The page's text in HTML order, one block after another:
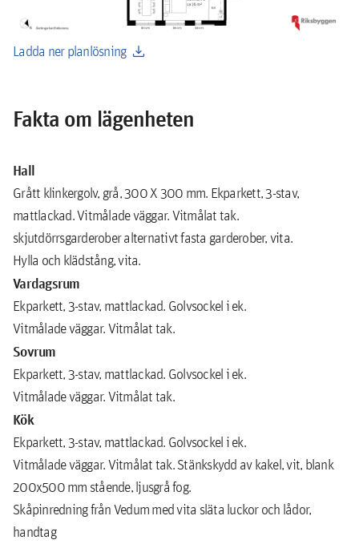
Ladda ner planlösning download
Fakta om lägenheten
Hall
Grått klinkergolv, grå, 300 X 300 mm. Ekparkett, 3-stav,
mattlackad. Vitmålade väggar. Vitmålat tak.
skjutdörrsgarderober alternativt fasta garderober, vita.
Hylla och klädstång, vita.
Vardagsrum
Ekparkett, 3-stav, mattlackad. Golvsockel i ek.
Vitmålade väggar. Vitmålat tak.
Sovrum
Ekparkett, 3-stav, mattlackad. Golvsockel i ek.
Vitmålade väggar. Vitmålat tak.
Kök
Ekparkett, 3-stav, mattlackad. Golvsockel i ek.
Vitmålade väggar. Vitmålat tak. Stänkskydd av kakel, vit, blank
200x500 mm stående, ljusgrå fog.
Skåpinredning från Vedum med vita släta luckor och lådor,
handtag